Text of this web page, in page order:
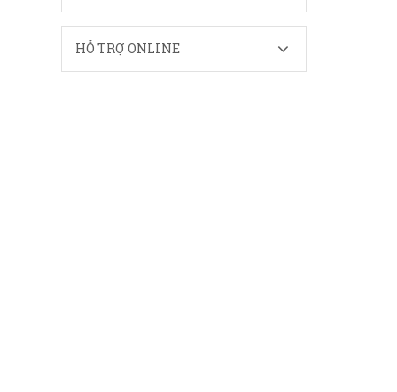
HỖ TRỢ ONLINE